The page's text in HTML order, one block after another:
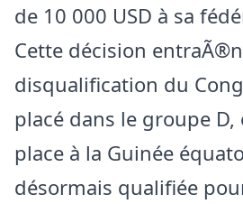
de 10 000 USD à sa
Cette décision
disqualification du
placé dans le groupe
place à la Guinée
désormais qualifiée